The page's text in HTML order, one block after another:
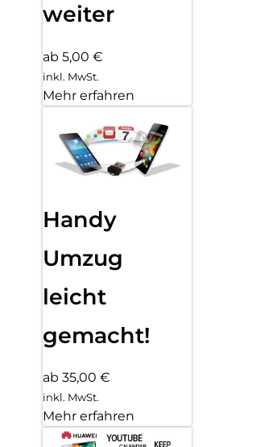
weiter
ab 5,00 €
inkl. MwSt.
Mehr erfahren
Handy
Umzug
leicht
gemacht!
ab 35,00 €
inkl. MwSt.
Mehr erfahren